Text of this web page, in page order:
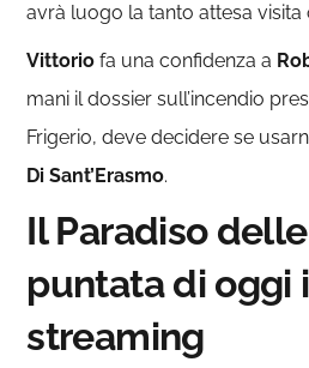
avrà luogo la tanto attesa visita
Vittorio fa una confidenza a
mani il dossier sull’incendio
Frigerio, deve decidere se
Di Sant’Erasmo.
Il Paradiso
puntata di oggi
streaming